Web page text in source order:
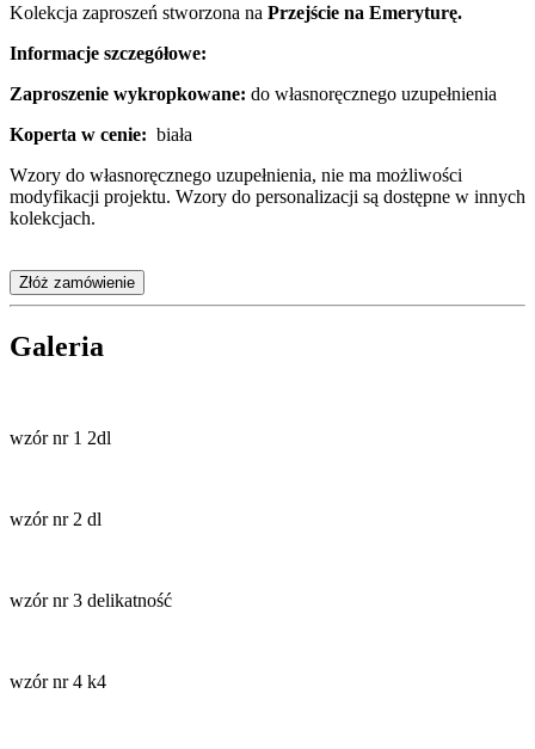
Kolekcja zaproszeń stworzona na Przejście na Emeryturę.
Informacje szczegółowe:
Zaproszenie wykropkowane: do własnoręcznego uzupełnienia
Koperta w cenie: biała
Wzory do własnoręcznego uzupełnienia, nie ma możliwości
modyfikacji projektu. Wzory do personalizacji są dostępne w innych
kolekcjach.
Złóż zamówienie
Galeria
wzór nr 1 2dl
wzór nr 2 dl
wzór nr 3 delikatność
wzór nr 4 k4